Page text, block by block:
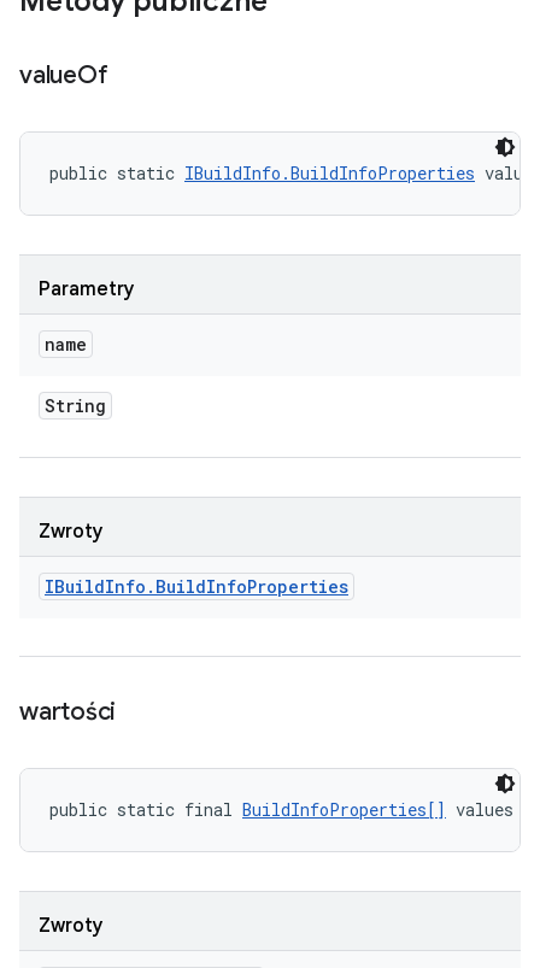
valueOf
public static IBuildInfo.BuildInfoProperties
Parametry
name
String
Zwroty
IBuildInfo . BuildInfoProperties
wartości
public static final BuildInfoProperties[] values
Zwroty